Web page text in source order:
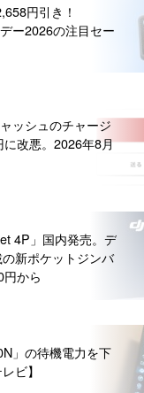
円引き！
ー2026の注目セー
ッシュのチャージ
改悪。2026年8月
4P」国内発売。デ
新ポケットジンバ
から
」の待機電力を下
ビ】